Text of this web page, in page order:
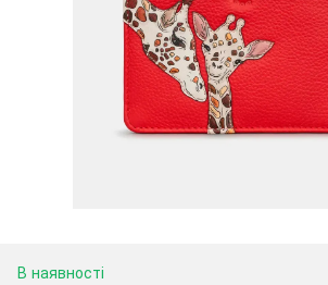
В наявності